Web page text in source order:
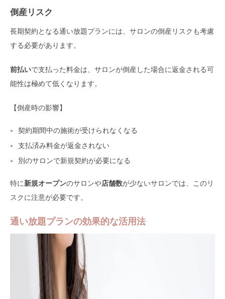
倒産リスク
長期契約となる通い放題プランには、サロンの倒産リスクも考慮
する必要があります。
前払いで支払った料金は、サロンが倒産した場合に返金される可
能性は極めて低くなります。
【倒産時の影響】
契約期間中の施術が受けられなくなる
支払済み料金が返金されない
別のサロンで新規契約が必要になる
特に新規オープンのサロンや店舗数が少ないサロンでは、このリ
スクに注意が必要です。
通い放題プランの効果的な活用法